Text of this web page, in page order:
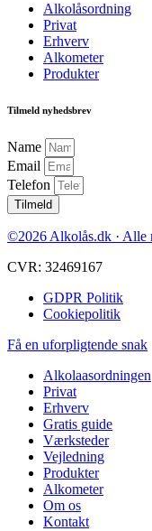
Alkolåsordning
Privat
Erhverv
Alkometer
Produkter
Tilmeld nyhedsbrev
Name
Email
Telefon
Tilmeld
©2026 Alkolås.dk · Alle
CVR: 32469167
GDPR Politik
Cookiepolitik
Få en uforpligtende snak
Alkolaasordningen
Privat
Erhverv
Gratis guide
Værksteder
Vejledning
Produkter
Alkometer
Om os
Kontakt